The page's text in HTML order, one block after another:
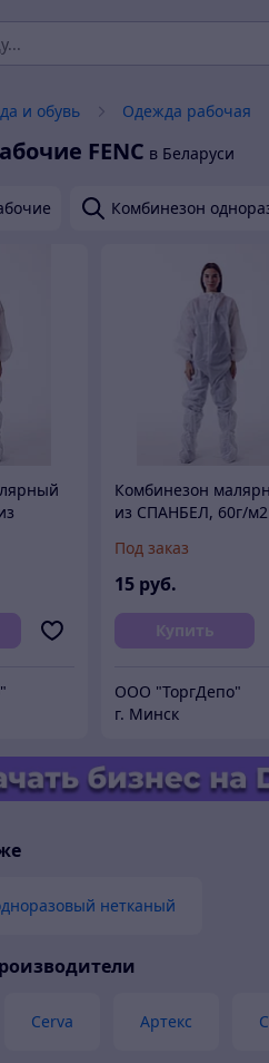
и обувь Одежда рабочая
FENC в Беларуси
Комбинезон
Комбинезон
из СПАНБЕЛ, 60г/м2
Под заказ
15 руб.
Купить
OOO "ТоргДепо"
г. Минск
нетканый
Cerva Артекс